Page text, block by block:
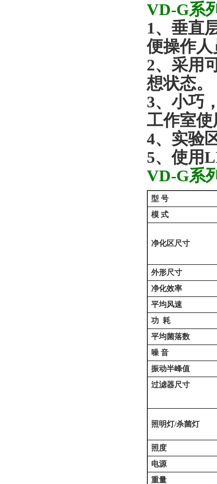
VD-G系
1、垂直
便操作
2、采用
想状态。
3、小巧
工作室使
4、实验
5、使用
VD-G系
型 号
模 式
净化区尺寸
外形尺寸
净化效率
平均风速
功 耗
平均菌落数
噪 音
振动半峰值
过滤器尺寸
照明灯/杀菌灯
照度
电源
重量